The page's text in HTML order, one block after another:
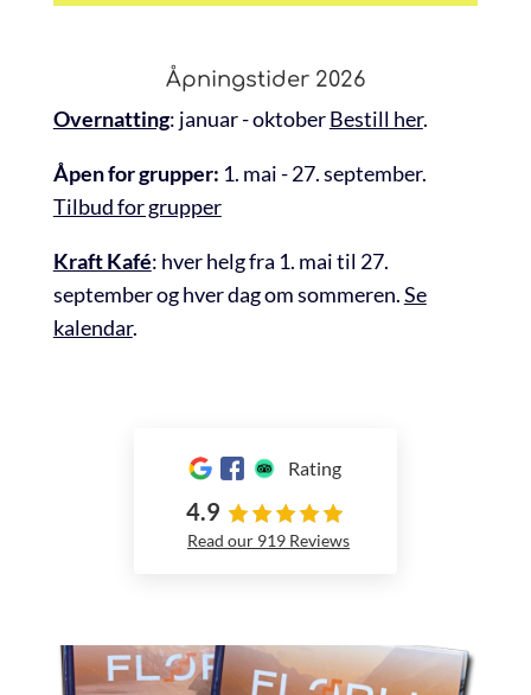
Åpningstider 2026
Overnatting: januar - oktoberBestill her.
Åpen for grupper: 1. mai - 27. september.
Tilbud for grupper
Kraft Kafé: hver helg fra 1. mai til 27.
september og hver dag om sommeren.Se
kalendar.
Rating
4.9
Read our 919 Reviews